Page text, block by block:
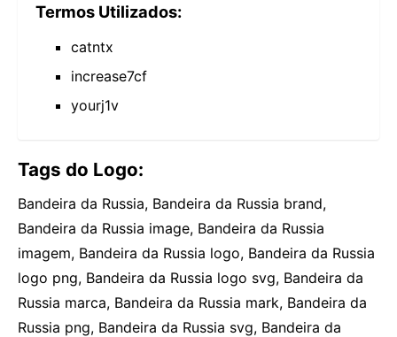
Termos Utilizados:
catntx
increase7cf
yourj1v
Tags do Logo:
Bandeira da Russia, Bandeira da Russia brand,
Bandeira da Russia image, Bandeira da Russia
imagem, Bandeira da Russia logo, Bandeira da Russia
logo png, Bandeira da Russia logo svg, Bandeira da
Russia marca, Bandeira da Russia mark, Bandeira da
Russia png, Bandeira da Russia svg, Bandeira da